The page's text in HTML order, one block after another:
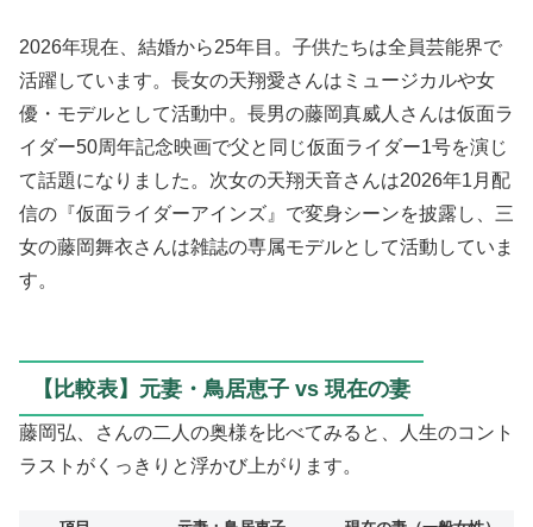
2026年現在、結婚から25年目。子供たちは全員芸能界で
活躍しています。長女の天翔愛さんはミュージカルや女
優・モデルとして活動中。長男の藤岡真威人さんは仮面ラ
イダー50周年記念映画で父と同じ仮面ライダー1号を演じ
て話題になりました。次女の天翔天音さんは2026年1月配
信の『仮面ライダーアインズ』で変身シーンを披露し、三
女の藤岡舞衣さんは雑誌の専属モデルとして活動していま
す。
【比較表】元妻・鳥居恵子 vs 現在の妻
藤岡弘、さんの二人の奥様を比べてみると、人生のコント
ラストがくっきりと浮かび上がります。